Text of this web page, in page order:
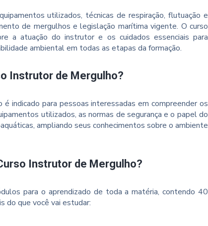
utilizados, técnicas de respiração, flutuação e
de mergulhos e legislação marítima vigente. O curso
a atuação do instrutor e os cuidados essenciais para
ambiental em todas as etapas da formação.
Instrutor de Mergulho?
indicado para pessoas interessadas em compreender os
utilizados, as normas de segurança e o papel do
ampliando seus conhecimentos sobre o ambiente
Instrutor de Mergulho?
para o aprendizado de toda a matéria, contendo 40
do que você vai estudar: